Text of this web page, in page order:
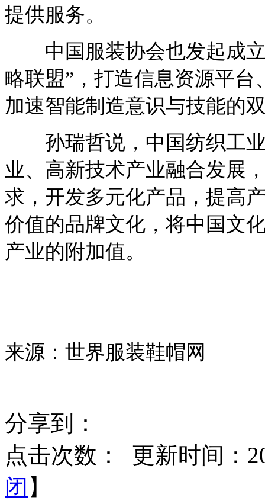
提供服务。
中国服装协会也发起成立
略联盟”，打造信息资源平
加速智能制造意识与技能的
孙瑞哲说，中国纺织工业
业、高新技术产业融合发展
求，开发多元化产品，提高
价值的品牌文化，将中国文
产业的附加值。
来源：世界服装鞋帽网
分享到：
点击次数：
更新时间：
闭 】